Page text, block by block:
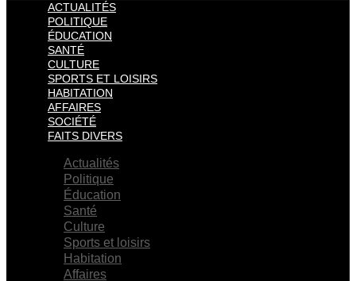
ACTUALITÉS
POLITIQUE
ÉDUCATION
SANTÉ
CULTURE
SPORTS ET LOISIRS
HABITATION
AFFAIRES
SOCIÉTÉ
FAITS DIVERS
Actualités
Politique
Éducation
Santé
Culture
Sports et loisirs
Habitation
Affaires